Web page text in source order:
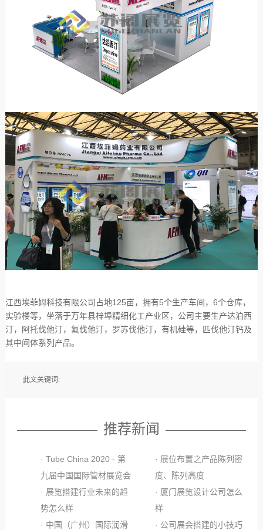
江西埃菲姆科技有限公司占地125亩，拥有5个生产车间，6个仓库，
实验楼等，坐落于万年县梓埠精细化工产业区，公司主要生产达泊西
汀，阿托伐他汀，氟伐他汀，罗苏伐他汀，有机硅等，匹伐他汀钙及
其中间体系列产品。
此文关键词:
推荐新闻
· Tube China 2020 - 第
九届中国国际管材展览会
· 展位布置之产品陈列密
度、陈列高度
· 展览搭建行业未来的趋
势怎么样
· 厦门展览设计公司怎么
样
· 中国（广州）国际润滑
· 公司展会搭建的小技巧